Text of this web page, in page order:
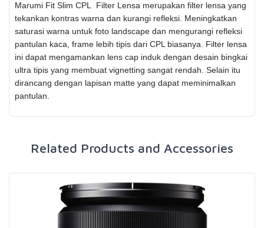
Marumi Fit Slim CPL Filter Lensa merupakan filter lensa yang
tekankan kontras warna dan kurangi refleksi. Meningkatkan
saturasi warna untuk foto landscape dan mengurangi refleksi
pantulan kaca, frame lebih tipis dari CPL biasanya. Filter lensa
ini dapat mengamankan lens cap induk dengan desain bingkai
ultra tipis yang membuat vignetting sangat rendah. Selain itu
dirancang dengan lapisan matte yang dapat meminimalkan
pantulan.
Related Products and Accessories